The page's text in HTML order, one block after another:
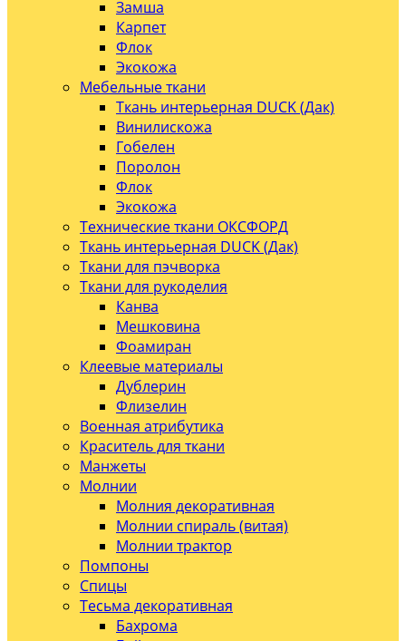
Замша
Карпет
Флок
Экокожа
Мебельные ткани
Ткань интерьерная DUCK (Дак)
Винилискожа
Гобелен
Поролон
Флок
Экокожа
Технические ткани ОКСФОРД
Ткань интерьерная DUCK (Дак)
Ткани для пэчворка
Ткани для рукоделия
Канва
Мешковина
Фоамиран
Клеевые материалы
Дублерин
Флизелин
Военная атрибутика
Краситель для ткани
Манжеты
Молнии
Молния декоративная
Молнии спираль (витая)
Молнии трактор
Помпоны
Спицы
Тесьма декоративная
Бахрома